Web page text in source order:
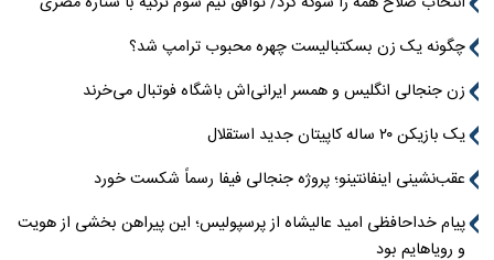
چگونه یک زن بسکتبالیست چهره محبوب ترامپ شد؟
زن جنجالی انگلیس و همسر ایرانی‌اش باشگاه فوتبال می‌خرند
یک بازیکن ۲۰ ساله کاپیتان جدید استقلال
عقب‌نشینی اینفانتینو؛ پروژه جنجالی فیفا رسماً شکست خورد
پیام خداحافظی امید عالیشاه از پرسپولیس؛ این پیراهن بخشی از هویت
و رویاهایم بود